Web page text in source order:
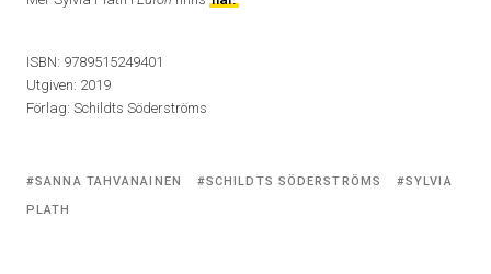
ISBN: 9789515249401
Utgiven: 2019
Förlag: Schildts Söderströms
Tagged
with:
SANNA TAHVANAINEN SCHILDTS SÖDERSTRÖMS
SYLVIA
PLATH